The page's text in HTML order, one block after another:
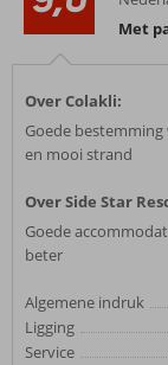
Met
Over Colakli:
Goede
en mooi strand
Over Side Star
Goede
beter
Algemene indruk
Ligging
Service